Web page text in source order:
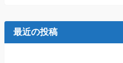
最近の投稿